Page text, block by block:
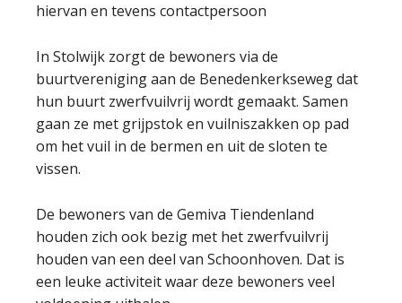
hiervan en tevens contactpersoon
In Stolwijk zorgt de bewoners via de
buurtvereniging aan de Benedenkerkseweg dat
hun buurt zwerfvuilvrij wordt gemaakt. Samen
gaan ze met grijpstok en vuilniszakken op pad
om het vuil in de bermen en uit de sloten te
vissen.
De bewoners van de Gemiva Tiendenland
houden zich ook bezig met het zwerfvuilvrij
houden van een deel van Schoonhoven. Dat is
een leuke activiteit waar deze bewoners veel